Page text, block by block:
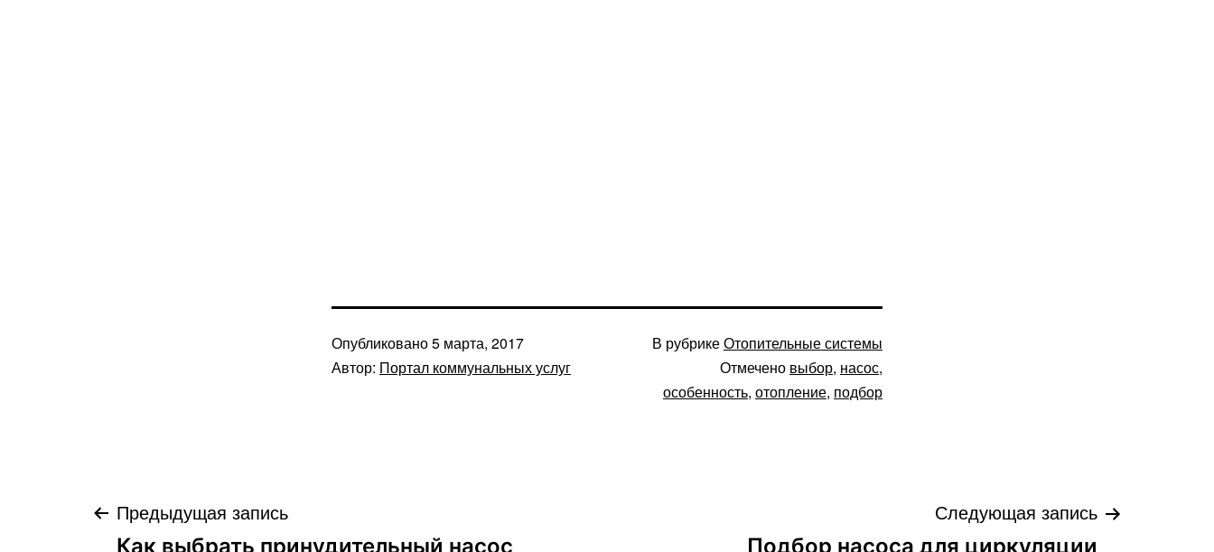
Опубликовано5 марта, 2017
Автор: Портал коммунальных услуг
В рубрикеОтопительные системы
Отмечено выбор, насос,
особенность, отопление, подбор
Навигация
Предыдущая запись
Как выбрать принудительный насос
Следующая запись
Подбор насоса для циркуляции